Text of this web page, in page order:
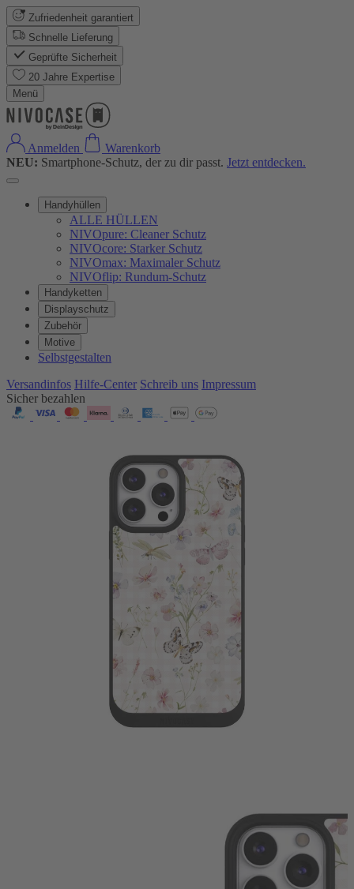
Zufriedenheit garantiert
Schnelle Lieferung
Geprüfte Sicherheit
20 Jahre Expertise
Menü
Anmelden
Warenkorb
NEU: Smartphone-Schutz, der zu dir passt. Jetzt entdecken.
Handyhüllen
ALLE HÜLLEN
NIVOpure: Cleaner Schutz
NIVOcore: Starker Schutz
NIVOmax: Maximaler Schutz
NIVOflip: Rundum-Schutz
Handyketten
Displayschutz
Zubehör
Motive
Selbstgestalten
Versandinfos Hilfe-Center Schreib uns Impressum
Sicher bezahlen